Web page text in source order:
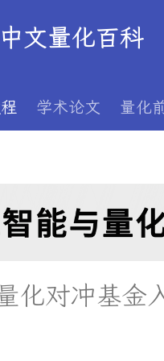
文量化百科
学术论文 量化
化对冲基金